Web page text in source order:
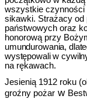
wszystkie czynności
sikawki. Strażacy od
państwowych oraz
honorową przy
umundurowania,
występowali w
na rękawach.
Jesienią 1912 roku
groźny po­żar w